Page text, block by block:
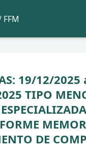
FFM
19/12/
TIPO
DE